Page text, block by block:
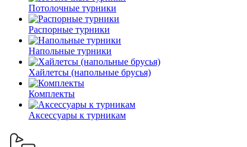
Потолочные турники
Распорные турники
Напольные турники
Хайлетсы (напольные брусья)
Комплекты
Аксессуары к турникам